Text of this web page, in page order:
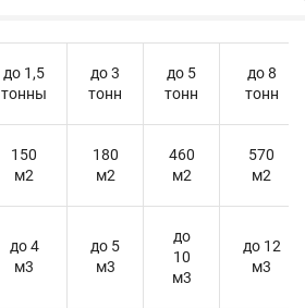
до 1,5
тонны
до 3
тонн
до 5
тонн
до 8
тонн
150
м2
180
м2
460
м2
570
м2
до 4
м3
до 5
м3
до
10
м3
до 12
м3